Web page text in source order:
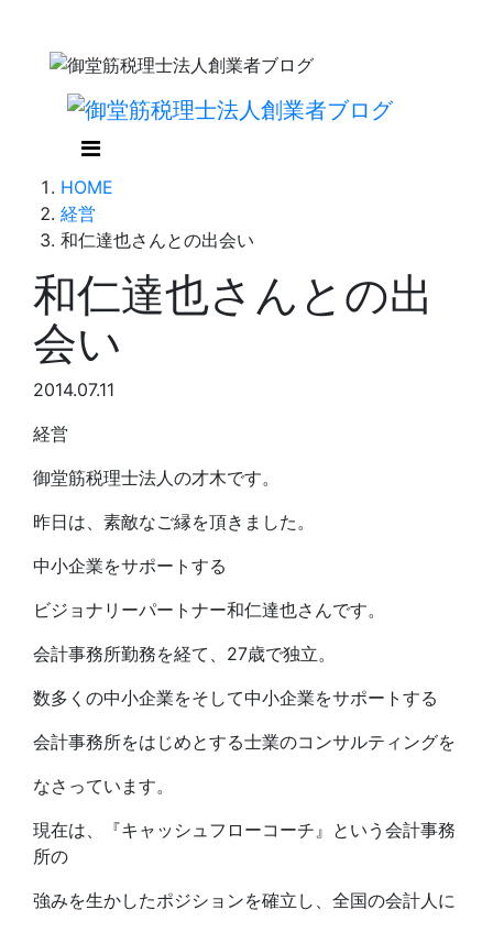
HOME
経営
和仁達也さんとの出会い
和仁達也さんとの出
会い
2014.07.11
経営
御堂筋税理士法人の才木です。
昨日は、素敵なご縁を頂きました。
中小企業をサポートする
ビジョナリーパートナー和仁達也さんです。
会計事務所勤務を経て、27歳で独立。
数多くの中小企業をそして中小企業をサポートする
会計事務所をはじめとする士業のコンサルティングを
なさっています。
現在は、『キャッシュフローコーチ』という会計事務
所の
強みを生かしたポジションを確立し、全国の会計人に